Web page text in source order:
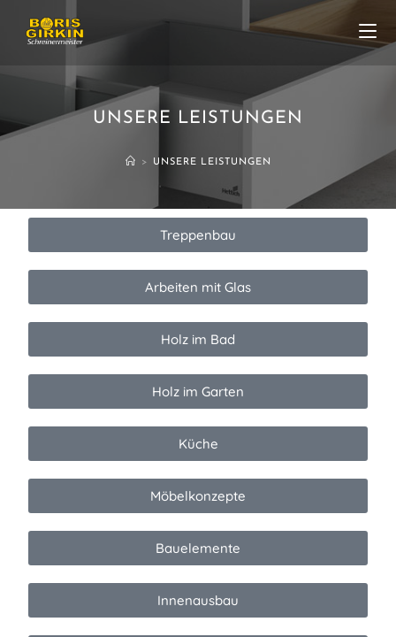
UNSERE LEISTUNGEN
> UNSERE LEISTUNGEN
Treppenbau
Arbeiten mit Glas
Holz im Bad
Holz im Garten
Küche
Möbelkonzepte
Bauelemente
Innenausbau